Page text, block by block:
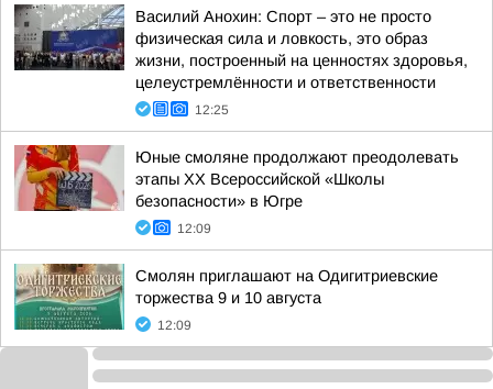
Василий Анохин: Спорт – это не просто
физическая сила и ловкость, это образ
жизни, построенный на ценностях здоровья,
целеустремлённости и ответственности
12:25
Юные смоляне продолжают преодолевать
этапы XX Всероссийской «Школы
безопасности» в Югре
12:09
Смолян приглашают на Одигитриевские
торжества 9 и 10 августа
12:09